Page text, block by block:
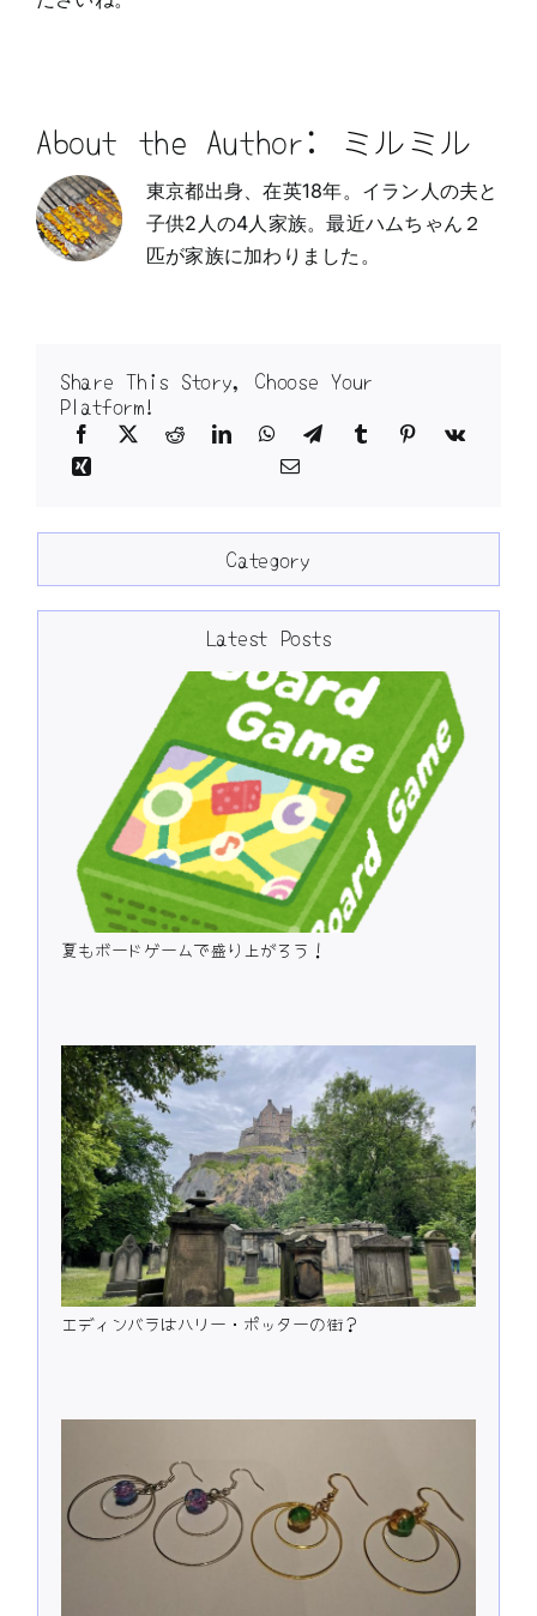
About the Author: ミルミル
東京都出身、在英18年。イラン人の夫と
子供2人の4人家族。最近ハムちゃん２
匹が家族に加わりました。
Share This Story, Choose Your
Platform!
Category
Latest Posts
夏もボードゲームで盛り上がろう！
エディンバラはハリー・ポッターの街？